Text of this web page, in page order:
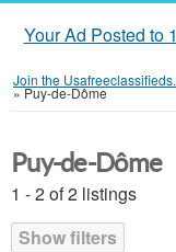
Your Ad Posted to
Join the
»Puy-de-Dôme
Puy-de-Dôme
1 - 2 of 2 listings
Show filters